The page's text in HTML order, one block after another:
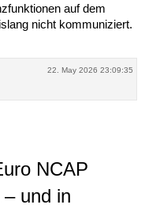
auf dem
nicht kommuniziert.
22. May 2026 23:09:35
NCAP
und in